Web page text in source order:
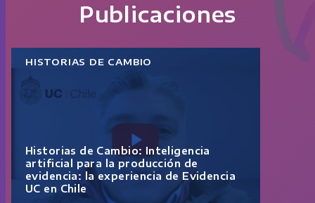
Publicaciones
HISTORIAS DE CAMBIO
Historias de Cambio: Inteligencia
artificial para la producción de
evidencia: la experiencia de Evidencia
UC en Chile